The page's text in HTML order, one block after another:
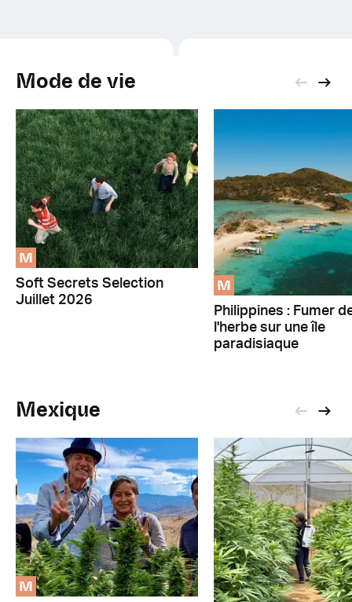
Mode de vie
M
Soft Secrets Selection
Juillet 2026
M
Philippines : Fumer
l'herbe sur une île
paradisiaque
Mexique
M